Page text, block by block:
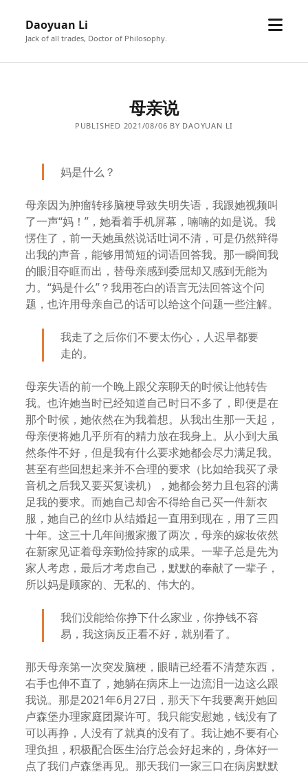
Daoyuan Li
Jack of all trades, Doctor of Philosophy.
open
母亲说
PUBLISHED 2021/08/06 BY DAOYUAN LI
妈是什么？
母亲因为肿瘤转移脑梗导致失明失语，我跟她视频叫
了一声“妈！”，她看着手机屏幕，喃喃的如是说。我
愣住了，前一天她虽然说话吐词不清，可是仍然辩得
出我的声音，能够用简短的词语回答我。那一瞬间我
的眼泪夺眶而出，替母亲感到委屈却又感到无能为
力。“妈是什么”？我用苍白的语言无法回答这个问
题，也许用母亲自己的话可以给这个问题一些注解。
我走了之后你们不要太伤心，人迟早都要
走的。
母亲失语的前一个晚上跟父亲聊天的时候让他转告
我。也许她当时已经知道自己时日不多了，即便是在
那个时候，她依然在为我着想。从我出生那一天起，
母亲便将她几乎所有的精力放在我身上。从小到大虽
然条件不好，但是我有什么要求她都会尽力满足我。
甚至有些回想起来并不合理的要求（比如给我买了录
音机之后我又要买复读机），她都会努力且包容的满
足我的要求。而她自己却舍不得给自己买一件新衣
服，她自己的丝巾从结婚起一直用到现在，用了三四
十年。这三十几年间搬家搬了两次，母亲的嫁妆依然
在新家见证着母亲勤俭持家的成果。一辈子总是先为
家人考虑，最后才考虑自己，默默的奉献了一辈子，
所以妈是顾家的、无私的、伟大的。
我们没能给你挣下什么家业，你挣钱不容
易，我这病反正看不好，就别看了。
那天母亲第一次突发脑梗，眼睛已经看不清楚东西，
右手也伸不直了，她躺在病床上一边流泪一边这么跟
我说。那是2021年6月27日，那天下午我要离开她回
卢森堡办理家庭团聚许可。我只能安慰她，钱没有了
可以再挣，人没有了就真的没有了。我让她不要有心
理负担，积极配合医生治疗总会好起来的，身体好一
点了我们卢森堡再见。那天我们一家三口在病房默默